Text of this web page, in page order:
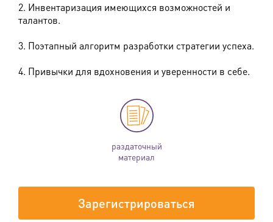
2. Инвентаризация имеющихся возможностей и
талантов.
3. Поэтапный алгоритм разработки стратегии успеха.
4. Привычки для вдохновения и уверенности в себе.
раздаточный
материал
Зарегистрироваться